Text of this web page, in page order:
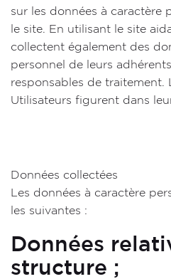
sur les données à caractère
le site. En utilisant le site
collectent également des
personnel de leurs
responsables de traitement.
Utilisateurs figurent dans
Données collectées
Les données à caractère
les suivantes :
Données
structure ;